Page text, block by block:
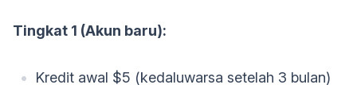
Tingkat 1 (Akun baru):
Kredit awal $5 (kedaluwarsa setelah 3 bulan)